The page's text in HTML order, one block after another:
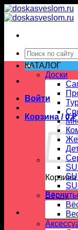
Skip
to
Искать:
Войти
Корзина /0₽
Корзина
КАТАЛОГ
Доски
Вёсла